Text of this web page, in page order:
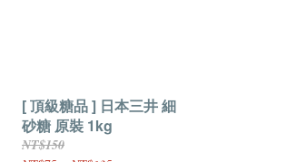
[ 頂級糖品 ] 日本三井 細
砂糖 原裝 1kg
NT$150